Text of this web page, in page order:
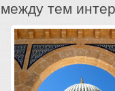
между тем